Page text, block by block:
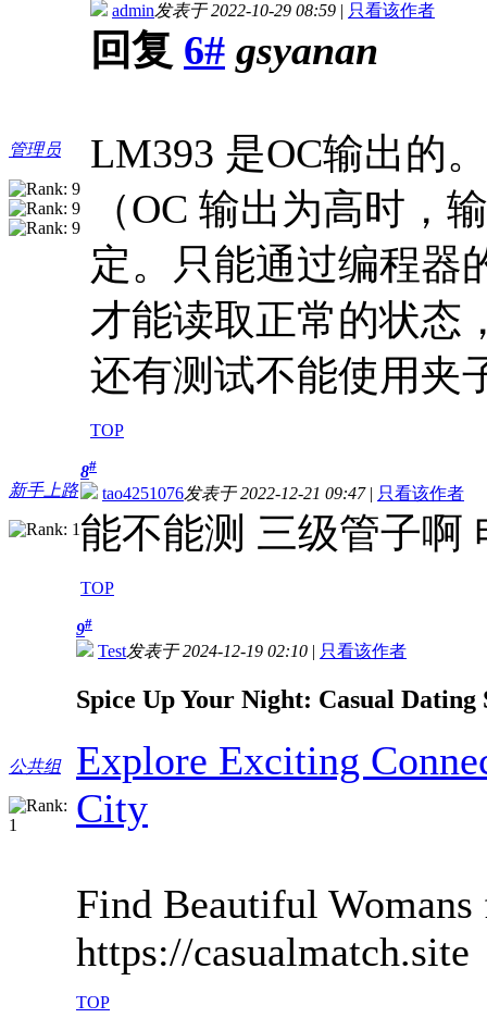
管理员
admin发表于 2022-10-29 08:59 | 只看该作者
回复 6# gsyanan
LM393 是OC输出的
（OC 输出为高时，
定。只能通过编程器
才能读取正常的状态
还有测试不能使用夹
TOP
新手上路
8#
tao4251076发表于 2022-12-21 09:47| 只看该作者
能不能测 三级管子啊
TOP
公共组
9#
Test发表于 2024-12-19 02:10 | 只看该作者
Spice Up Your Night: Casual
Explore Exciting
City
Find Beautiful
https://casualmatch.site
TOP